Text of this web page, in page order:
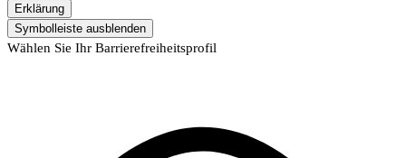
Erklärung
Symbolleiste ausblenden
Wählen Sie Ihr Barrierefreiheitsprofil